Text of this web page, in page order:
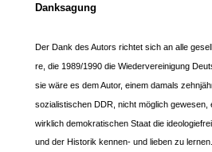
Danksagung
Der Dank des Autors richtet sich an alle
re, die 1989/1990 die Wiedervereinigung
sie wäre es dem Autor, einem damals
sozialistischen DDR, nicht möglich gewesen,
wirklich demokratischen Staat die
und der Historik kennen- und lieben zu